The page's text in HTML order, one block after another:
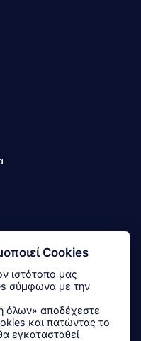
Cookies
ιστότοπο μας
σύμφωνα με την
και πατώντας το
εγκατασταθεί